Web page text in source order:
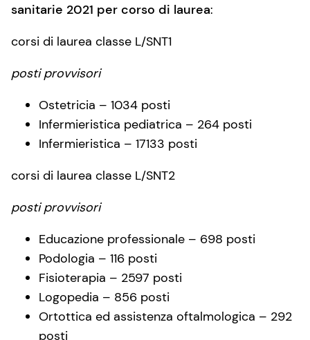
sanitarie 2021 per corso di laurea:
corsi di laurea classe L/SNT1
posti provvisori
Ostetricia – 1034 posti
Infermieristica pediatrica – 264 posti
Infermieristica – 17133 posti
corsi di laurea classe L/SNT2
posti provvisori
Educazione professionale – 698 posti
Podologia – 116 posti
Fisioterapia – 2597 posti
Logopedia – 856 posti
Ortottica ed assistenza oftalmologica – 292
posti